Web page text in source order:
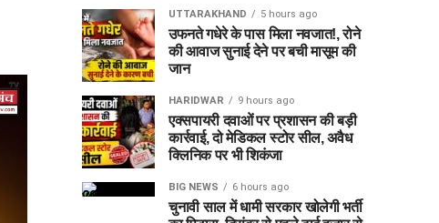
UTTARAKHAND 5 hours ago
उफनते गधेरे के पास मिला नवजात!, रोने
की आवाज सुनाई देने पर बची मासूम की
जान
HARIDWAR 9 hours ago
एक्सपायरी दवाओं पर प्रशासन की बड़ी
कार्रवाई, दो मेडिकल स्टोर सील, अवैध
क्लिनिक पर भी शिकंजा
BIG NEWS 6 hours ago
चुनावी साल में धामी सरकार खोलेगी भर्ती